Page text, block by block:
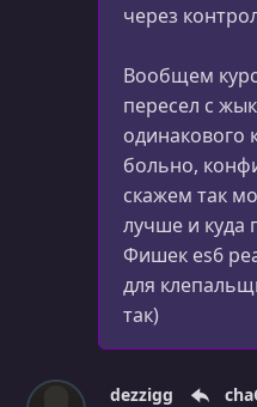
через
Вообщем
пересел с
одинакового
больно,
скажем так
лучше и куда
Фишек es6
для
так)
dezzigg